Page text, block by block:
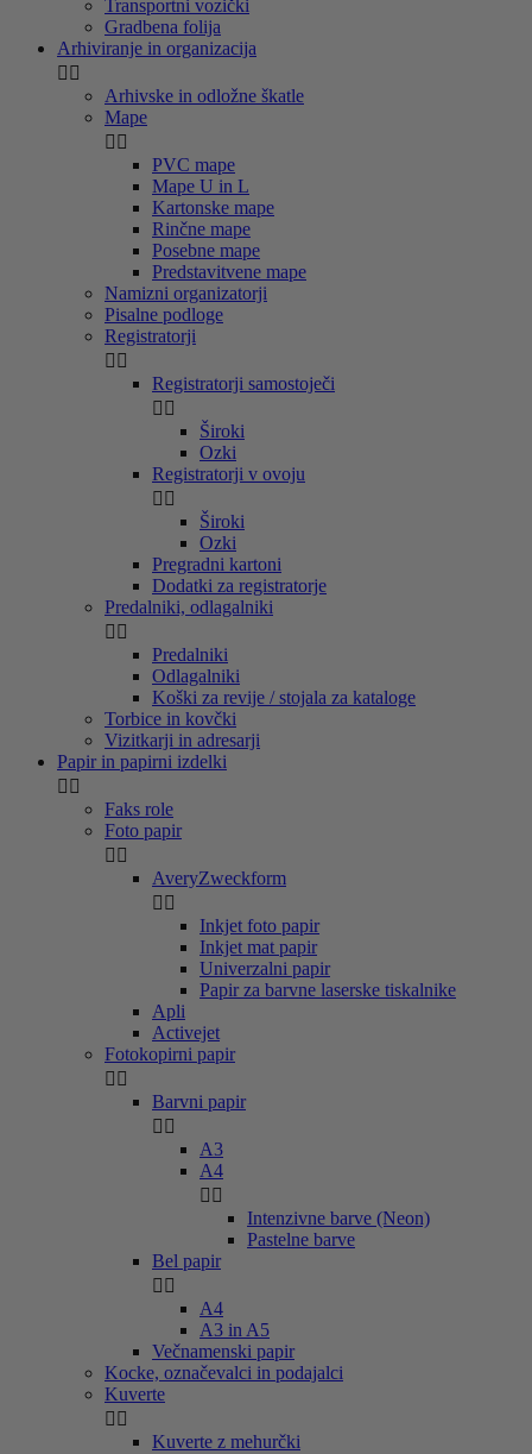
Transportni vozički
Gradbena folija
Arhiviranje in organizacija
 
Arhivske in odložne škatle
Mape
 
PVC mape
Mape U in L
Kartonske mape
Rinčne mape
Posebne mape
Predstavitvene mape
Namizni organizatorji
Pisalne podloge
Registratorji
 
Registratorji samostoječi
 
Široki
Ozki
Registratorji v ovoju
 
Široki
Ozki
Pregradni kartoni
Dodatki za registratorje
Predalniki, odlagalniki
 
Predalniki
Odlagalniki
Koški za revije / stojala za kataloge
Torbice in kovčki
Vizitkarji in adresarji
Papir in papirni izdelki
 
Faks role
Foto papir
 
AveryZweckform
 
Inkjet foto papir
Inkjet mat papir
Univerzalni papir
Papir za barvne laserske tiskalnike
Apli
Activejet
Fotokopirni papir
 
Barvni papir
 
A3
A4
 
Intenzivne barve (Neon)
Pastelne barve
Bel papir
 
A4
A3 in A5
Večnamenski papir
Kocke, označevalci in podajalci
Kuverte
 
Kuverte z mehurčki